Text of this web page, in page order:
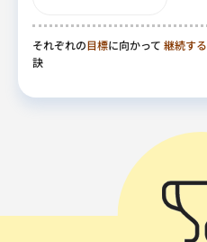
それぞれの目標に向かって 継続する
訣